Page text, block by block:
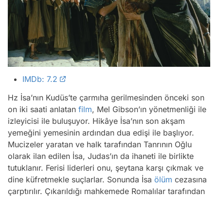
IMDb: 7.2
Hz İsa’nın Kudüs’te çarmıha gerilmesinden önceki son
on iki saati anlatan film, Mel Gibson’ın yönetmenliği ile
izleyicisi ile buluşuyor. Hikâye İsa’nın son akşam
yemeğini yemesinin ardından dua edişi ile başlıyor.
Mucizeler yaratan ve halk tarafından Tanrının Oğlu
olarak ilan edilen İsa, Judas’ın da ihaneti ile birlikte
tutuklanır. Ferisi liderleri onu, şeytana karşı çıkmak ve
dine küfretmekle suçlarlar. Sonunda İsa ölüm cezasına
çarptırılır. Çıkarıldığı mahkemede Romalılar tarafından